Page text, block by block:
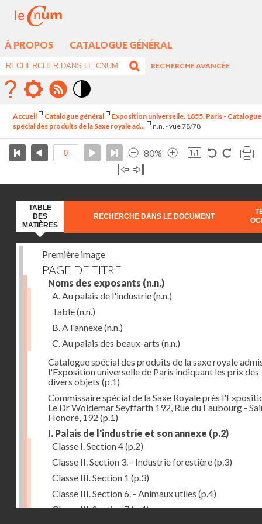
À PROPOS CATALOGUE GÉNÉRAL
RECHERCHE AVANCÉE
élévé
Accueil Catalogue général
Exposition universelle. 1855. Paris - Catalogue
spécial des produits de la Saxe royale ad...
n.n. - vue 78/78
80%
TABLE
DES
MATIÈRES
RECHERCHE DANS LE DOCUMENT
Première image
PAGE DE TITRE
Noms des exposants (n.n.)
A. Au palais de l'industrie(n.n.)
Table(n.n.)
B. A l'annexe(n.n.)
C. Au palais des beaux-arts (n.n.)
Catalogue spécial des produits de la saxe royale
l'Exposition universelle de Paris indiquant les prix des
divers objets (p.1)
Commissaire spécial de la Saxe Royale près
Le Dr Woldemar Seyffarth 192, Rue du Faubourg -
Honoré, 192 (p.1)
I. Palais de l'industrie et son annexe (p.2)
Classe I. Section 4(p.2)
Classe II. Section 3. - Industrie forestière(p.3)
Classe III. Section 1 (p.3)
Classe III. Section 6. - Animaux utiles (p.4)
Classe III. Section 7(p.4)